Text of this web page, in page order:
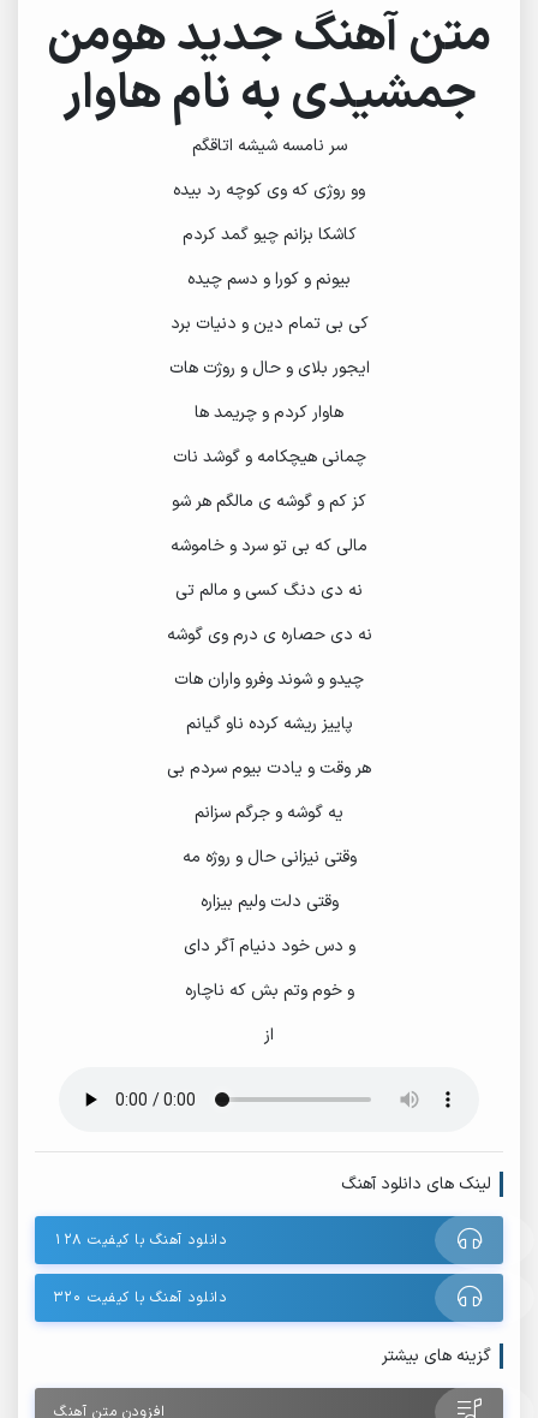
متن آهنگ جدید هومن
جمشیدی به نام هاوار
سر نامسه شیشه اتاقگم
وو روژی که وی کوچه رد بیده
کاشکا بزانم چیو گمد کردم
بیونم و کورا و دسم چیده
کی بی تمام دین و دنیات برد
ایجور بلای و حال و روژت هات
هاوارکردم و چریمد ها
چمانی هیچکامه و گوشد نات
کز کم و گوشه ی مالگم هر شو
مالی که بی تو سرد و خاموشه
نه دی دنگ کسی و مالم تی
نه دی حصاره ی درم وی گوشه
چیدو و شوند وفرو واران هات
پاییز ریشه کرده ناو گیانم
هر وقت و یادت بیوم سردم بی
یه گوشه و جرگم سزانم
وقتی نیزانی حال و روژه مه
وقتی دلت ولیم بیزاره
و دس خود دنیام آگر دای
و خوم وتم بش که ناچاره
از
لینک های دانلود آهنگ
دانلود آهنگ با کیفیت ۱۲۸
دانلود آهنگ با کیفیت ۳۲۰
گزینه های بیشتر
افزودن متن آهنگ